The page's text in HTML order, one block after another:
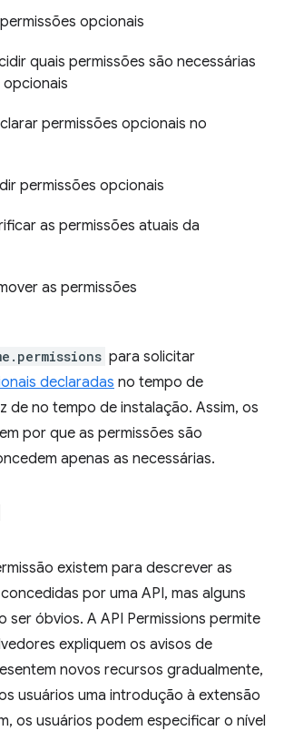
opcionais
quais permissões são necessárias
opcionais
permissões opcionais no
permissões opcionais
as permissões atuais da
as permissões
para solicitar
declaradas no tempo de
de no tempo de instalação. Assim, os
por que as permissões são
apenas as necessárias.
existem para descrever as
por uma API, mas alguns
ser óbvios. A API Permissions permite
expliquem os avisos de
novos recursos gradualmente,
usuários uma introdução à extensão
os usuários podem especificar o nível